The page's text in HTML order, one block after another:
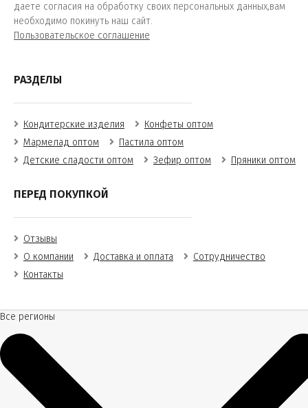
даете согласия на обработку своих персональных данных,вам
необходимо покинуть наш сайт.
Пользовательское соглашение
РАЗДЕЛЫ
Кондитерские изделия
Конфеты оптом
Мармелад оптом
Пастила оптом
Детские сладости оптом
Зефир оптом Пряники оптом
ПЕРЕД ПОКУПКОЙ
Отзывы
О компании
Доставка и оплата
Сотрудничество
Контакты
Все регионы